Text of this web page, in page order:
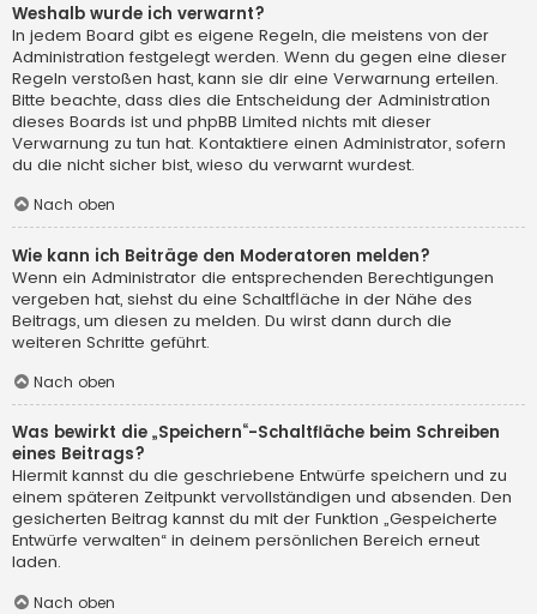
Weshalb wurde ich verwarnt?
In jedem Board gibt es eigene Regeln, die meistens von der
Administration festgelegt werden. Wenn du gegen eine dieser
Regeln verstoßen hast, kann sie dir eine Verwarnung erteilen.
Bitte beachte, dass dies die Entscheidung der Administration
dieses Boards ist und phpBB Limited nichts mit dieser
Verwarnung zu tun hat. Kontaktiere einen Administrator, sofern
du die nicht sicher bist, wieso du verwarnt wurdest.
Nach oben
Wie kann ich Beiträge den Moderatoren melden?
Wenn ein Administrator die entsprechenden Berechtigungen
vergeben hat, siehst du eine Schaltfläche in der Nähe des
Beitrags, um diesen zu melden. Du wirst dann durch die
weiteren Schritte geführt.
Nach oben
Was bewirkt die „Speichern“-Schaltfläche beim Schreiben
eines Beitrags?
Hiermit kannst du die geschriebene Entwürfe speichern und zu
einem späteren Zeitpunkt vervollständigen und absenden. Den
gesicherten Beitrag kannst du mit der Funktion „Gespeicherte
Entwürfe verwalten“ in deinem persönlichen Bereich erneut
laden.
Nach oben